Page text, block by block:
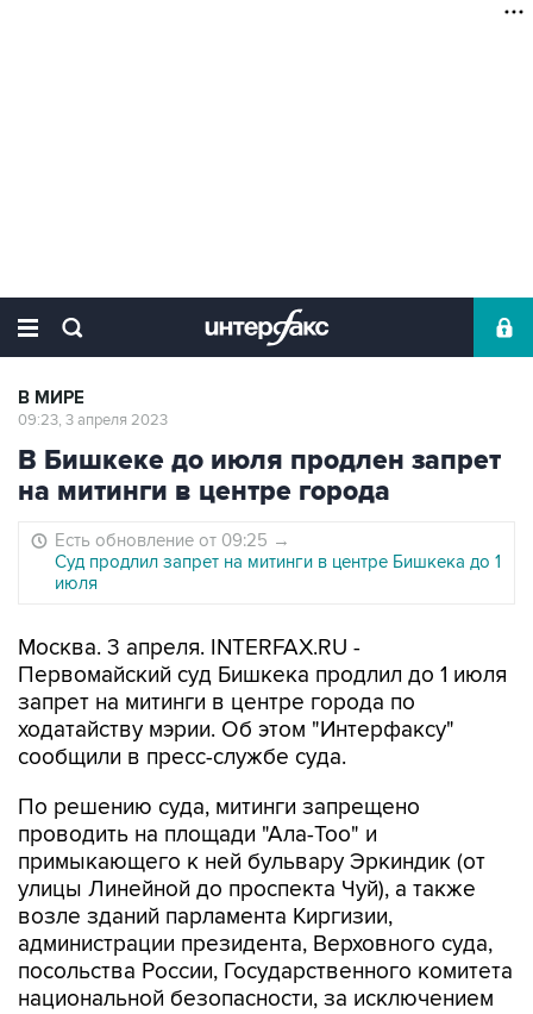
В МИРЕ
09:23, 3 апреля 2023
В Бишкеке до июля продлен запрет
на митинги в центре города
Есть обновление от 09:25 →
Суд продлил запрет на митинги в центре Бишкека до 1
июля
Москва. 3 апреля. INTERFAX.RU -
Первомайский суд Бишкека продлил до 1 июля
запрет на митинги в центре города по
ходатайству мэрии. Об этом "Интерфаксу"
сообщили в пресс-службе суда.
По решению суда, митинги запрещено
проводить на площади "Ала-Тоо" и
примыкающего к ней бульвару Эркиндик (от
улицы Линейной до проспекта Чуй), а также
возле зданий парламента Киргизии,
администрации президента, Верховного суда,
посольства России, Государственного комитета
национальной безопасности, за исключением